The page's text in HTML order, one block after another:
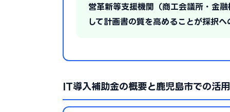
営革新等支援機関（商工会議所・金
して計画書の質を高めることが採択へ
IT導入補助金の概要と鹿児島市での活